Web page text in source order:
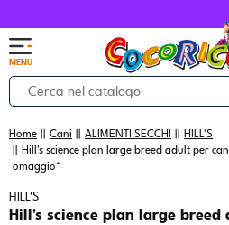
MENU
Home Cani ALIMENTI SECCHI
HILL'S
Hill's science plan large breed adult per
omaggio*
HILL'S
Hill's science plan large